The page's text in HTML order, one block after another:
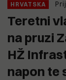
HRVATSKA
Teretni
na pruzi
HŽ
napon te